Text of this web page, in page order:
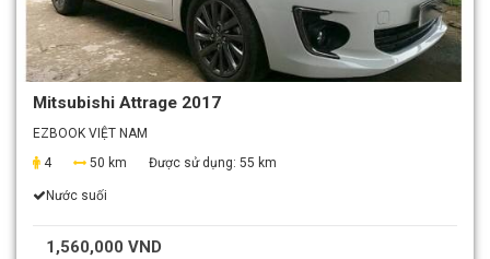
Mitsubishi Attrage 2017
EZBOOK VIỆT NAM
4
50 km Được sử dụng: 55 km
Nước suối
1,560,000 VND